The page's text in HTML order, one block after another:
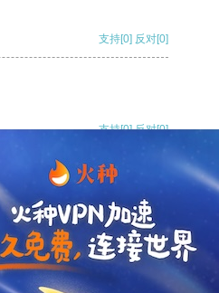
支持[0] 反对[0]
支持[0] 反对[0]
，我再也不用担心了。
支持[0] 反对